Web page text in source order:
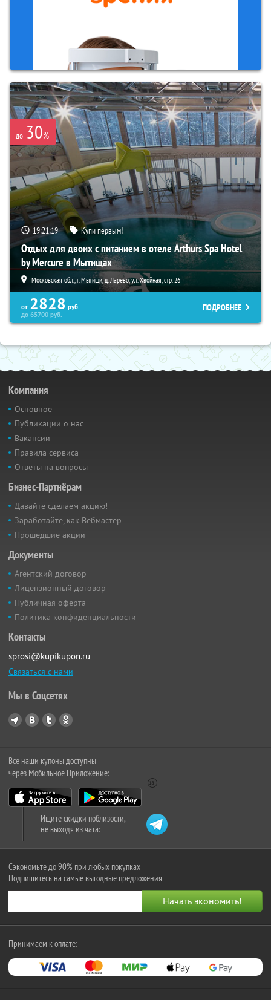
до 30%
19:21:18 Купи первым!
Отдых для двоих с питанием в отеле Arthurs Spa Hotel
by Mercure в Мытищах
Московская обл., г. Мытищи, д. Ларево, ул. Хвойная, стр. 26
от 2828 руб.
до65700руб.
ПОДРОБНЕЕ
Компания
Основное
Публикации о нас
Вакансии
Правила сервиса
Ответы на вопросы
Бизнес-Партнёрам
Давайте сделаем акцию!
Заработайте, как Вебмастер
Прошедшие акции
Документы
Агентский договор
Лицензионный договор
Публичная оферта
Политика конфиденциальности
Контакты
sprosi@kupikupon.ru
Связаться с нами
Мы в Соцсетях
Все наши купоны доступны
через Мобильное Приложение:
Ищите скидки поблизости,
не выходя из чата:
Сэкономьте до 90% при любых покупках
Подпишитесь на самые выгодные предложения
Принимаем к оплате: